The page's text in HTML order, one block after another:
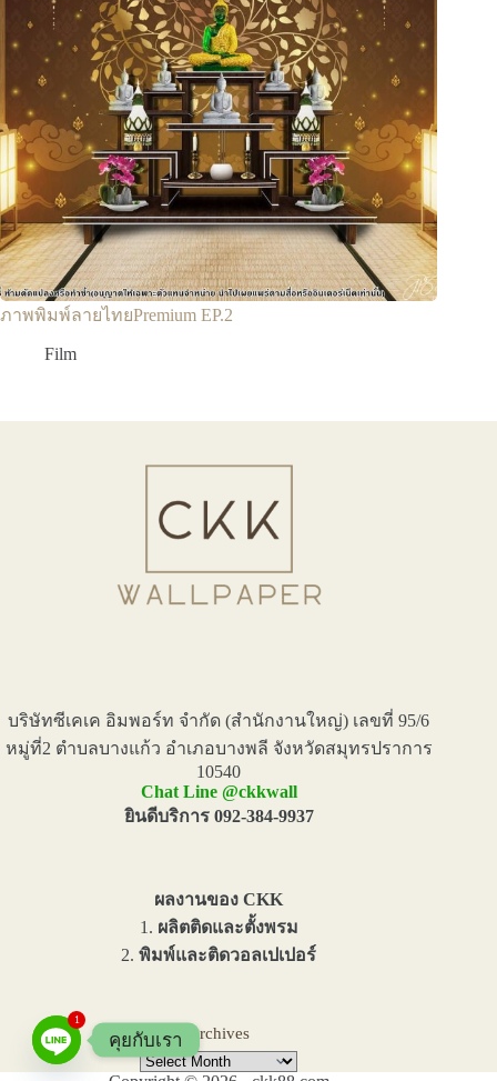
ภาพพิมพ์ลายไทยPremium EP.2
Film
บริษัทซีเคเค อิมพอร์ท จำกัด (สำนักงานใหญ่) เลขที่ 95/6
หมู่ที่2 ตำบลบางแก้ว อำเภอบางพลี จังหวัดสมุทรปราการ
10540
Chat Line @ckkwall
ยินดีบริการ 092-384-9937
ผลงานของ CKK
1. ผลิตติดและตั้งพรม
2.พิมพ์และติดวอลเปเปอร์
Archives
1
คุยกับเรา